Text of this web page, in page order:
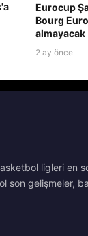
Eurocup
Bourg
almayacak
2 ay önce
ligleri en
son gelişmeler,